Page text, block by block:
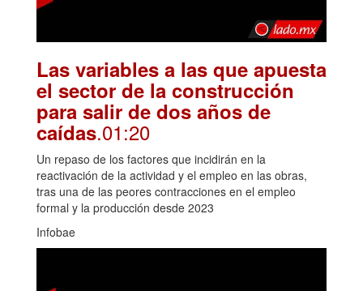
Las variables a las que apuesta
el sector de la construcción
para salir de dos años de
caídas.01:20
Un repaso de los factores que incidirán en la
reactivación de la actividad y el empleo en las obras,
tras una de las peores contracciones en el empleo
formal y la producción desde 2023
Infobae